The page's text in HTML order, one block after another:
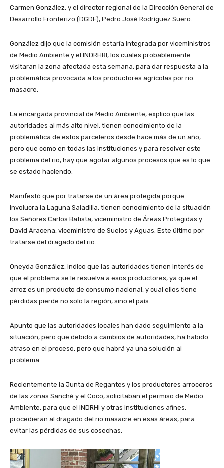
Carmen González, y el director regional de la Dirección General de
Desarrollo Fronterizo (DGDF), Pedro José Rodríguez Suero.
González dijo que la comisión estaría integrada por viceministros
de Medio Ambiente y el INDRHRI, los cuales probablemente
visitaran la zona afectada esta semana, para dar respuesta a la
problemática provocada a los productores agrícolas por rio
masacre.
La encargada provincial de Medio Ambiente, explico que las
autoridades al más alto nivel, tienen conocimiento de la
problemática de estos parceleros desde hace más de un año,
pero que como en todas las instituciones y para resolver este
problema del rio, hay que agotar algunos procesos que es lo que
se estado haciendo.
Manifestó que por tratarse de un área protegida porque
involucra la Laguna Saladilla, tienen conocimiento de la situación
los Señores Carlos Batista, viceministro de Áreas Protegidas y
David Aracena, viceministro de Suelos y Aguas. Este último por
tratarse del dragado del rio.
Oneyda González, indico que las autoridades tienen interés de
que el problema se le resuelva a esos productores, ya que el
arroz es un producto de consumo nacional, y cual ellos tiene
pérdidas pierde no solo la región, sino el país.
Apunto que las autoridades locales han dado seguimiento a la
situación, pero que debido a cambios de autoridades, ha habido
atraso en el proceso, pero que habrá ya una solución al
problema.
Recientemente la Junta de Regantes y los productores arroceros
de las zonas Sanché y el Coco, solicitaban el permiso de Medio
Ambiente, para que el INDRHI y otras instituciones afines,
procedieran al dragado del rio masacre en esas áreas, para
evitar las pérdidas de sus cosechas.